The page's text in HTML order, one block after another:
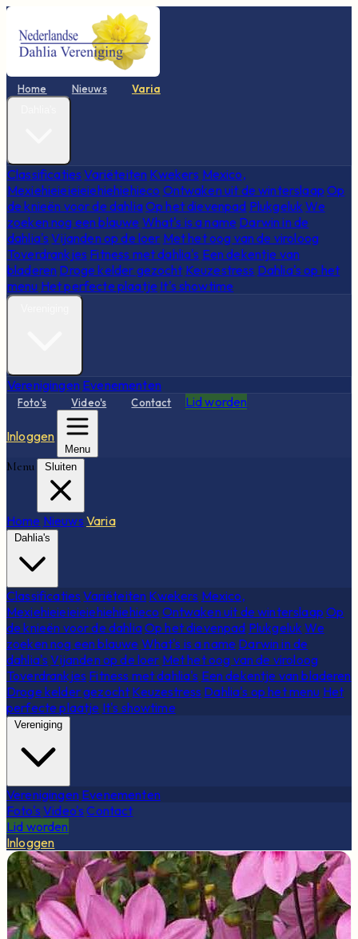
Home Nieuws Varia
Classificaties Variëteiten Kwekers Mexico,
Mexiehieieieieiehiehiehieco Ontwaken uit de winterslaap Op
de knieën voor de dahliaOp het dievenpad Plukgeluk We
zoeken nog een blauwe What's is a name Darwin in de
dahlia's Vijanden op de loer Met het oog van de viroloog
Toverdrankjes Fitness met dahlia's Een dekentje van
bladeren Droge kelder gezocht Keuzestress Dahlia's op het
menu Het perfecte plaatje It's showtime
Verenigingen Evenementen
Foto's Video's Contact Lid worden
Inloggen
Menu
Menu Sluiten
Home Nieuws Varia
Dahlia's
Classificaties Variëteiten Kwekers Mexico,
Mexiehieieieieiehiehiehieco Ontwaken uit de winterslaap Op
de knieën voor de dahliaOp het dievenpad Plukgeluk We
zoeken nog een blauwe What's is a name Darwin in de
dahlia's Vijanden op de loer Met het oog van de viroloog
Toverdrankjes Fitness met dahlia's Een dekentje van bladeren
Droge kelder gezocht Keuzestress Dahlia's op het menu Het
perfecte plaatje It's showtime
Vereniging
Verenigingen Evenementen
Foto's Video's Contact
Lid worden
Inloggen